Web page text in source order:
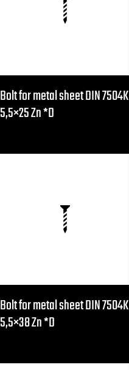
Bolt for metal sheet DIN 7504K
5,5×25 Zn *D
Bolt for metal sheet DIN 7504K
5,5×38 Zn *D